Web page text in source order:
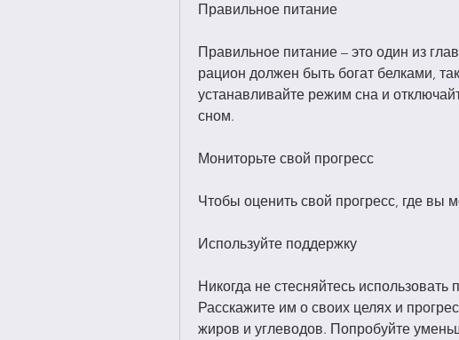
Правильное питание
Правильное питание – это один из
рацион должен быть богат белками,
устанавливайте режим сна и
сном.
Мониторьте свой прогресс
Чтобы оценить свой прогресс, где вы
Используйте поддержку
Никогда не стесняйтесь
Расскажите им о своих целях и
жиров и углеводов. Попробуйте